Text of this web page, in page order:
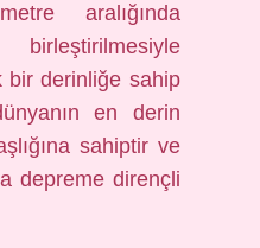
aralığında
bir derinliğe sahip
en derin
sahiptir ve
depreme dirençli